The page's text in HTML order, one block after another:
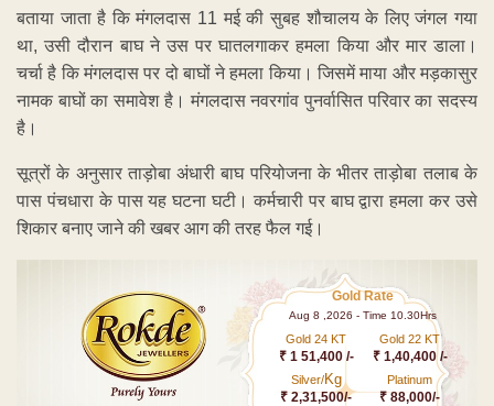
बताया जाता है कि मंगलदास 11 मई की सुबह शौचालय के लिए जंगल गया
था, उसी दौरान बाघ ने उस पर घातलगाकर हमला किया और मार डाला।
चर्चा है कि मंगलदास पर दो बाघों ने हमला किया। जिसमें माया और मड़कासुर
नामक बाघों का समावेश है। मंगलदास नवरगांव पुनर्वासित परिवार का सदस्य
है।
सूत्रों के अनुसार ताड़ोबा अंधारी बाघ परियोजना के भीतर ताड़ोबा तलाब के
पास पंचधारा के पास यह घटना घटी। कर्मचारी पर बाघ द्वारा हमला कर उसे
शिकार बनाए जाने की खबर आग की तरह फैल गई।
Gold Rate
Aug 8 ,2026 - Time 10.30Hrs
Gold 24 KT
₹ 1 51,400 /-
Gold 22 KT
₹ 1,40,400 /-
Silver/Kg
₹ 2,31,500/-
Platinum
₹ 88,000/-